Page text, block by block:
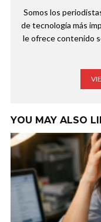
Somos los
de tecnología más
le ofrece contenido
YOU MAY ALSO